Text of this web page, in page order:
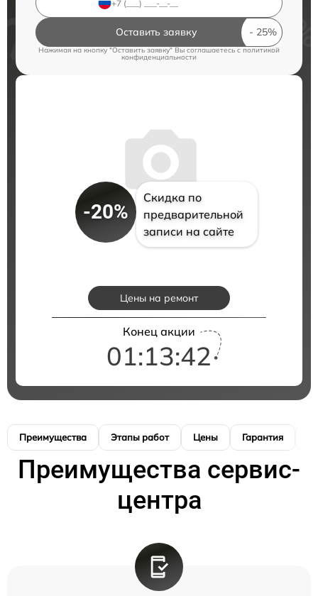
Оставить заявку
Нажимая на кнопку "Оставить заявку" Вы соглашаетесь cполитикой
конфиденциальности
-20%
Скидка по
предварительной
записи на сайте
Цены на ремонт
Конец акции
01:13:41
Преимущества Этапы работ Цены Гарантия
Преимущества сервис-
центра